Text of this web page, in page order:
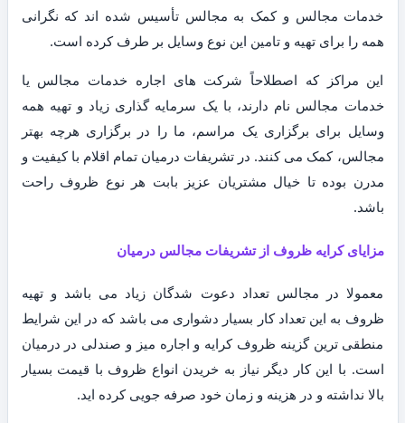
خدمات مجالس و کمک به مجالس تأسیس شده اند که نگرانی
همه را برای تهیه و تامین این نوع وسایل بر طرف کرده است.
این مراکز که اصطلاحاً شرکت های اجاره خدمات مجالس یا
خدمات مجالس نام دارند، با یک سرمایه گذاری زیاد و تهیه همه
وسایل برای برگزاری یک مراسم، ما را در برگزاری هرچه بهتر
مجالس، کمک می کنند. در تشریفات درمیان تمام اقلام با کیفیت و
مدرن بوده تا خیال مشتریان عزیز بابت هر نوع ظروف راحت
باشد.
مزایای کرایه ظروف از تشریفات مجالس درمیان
معمولا در مجالس تعداد دعوت شدگان زیاد می باشد و تهیه
ظروف به این تعداد کار بسیار دشواری می باشد که در این شرایط
منطقی ترین گزینه ظروف کرایه و اجاره میز و صندلی در درمیان
است. با این کار دیگر نیاز به خریدن انواع ظروف با قیمت بسیار
بالا نداشته و در هزینه و زمان خود صرفه جویی کرده اید.